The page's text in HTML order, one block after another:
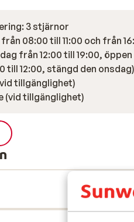
3 stjärnor
08:00 till 11:00 och från
från 12:00 till 19:00, öppen
till 12:00, stängd den onsdag)
tillgänglighet)
(vid tillgänglighet)